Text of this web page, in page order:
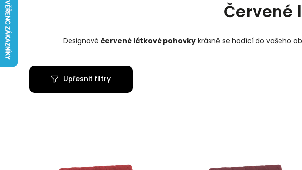
Úložné prostory
Světla skladem
Doplňky a
Nádobí skladem
Červené
Designové červené látkové pohovkykrásně se hodící do vašeho
Upřesnit filtry